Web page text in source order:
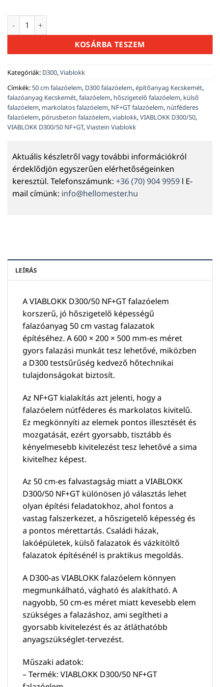
VIABLOKK D300/50 NF+GT mennyiség
KOSÁRBA TESZEM
Kategóriák: D300,Viablokk
Címkék:50 cm falazóelem, D300 falazóelem,építőanyag Kecskemét,
falazóanyag Kecskemét,falazóelem, hőszigetelő falazóelem, külső
falazóelem, markolatos falazóelem, NF+GT falazóelem, nútféderes
falazóelem, pórusbeton falazóelem,viablokk,VIABLOKK D300/50,
VIABLOKK D300/50 NF+GT,Viastein Viablokk
Aktuális készletről vagy további információkról
érdeklődjön egyszerűen elérhetőségeinken
keresztül. Telefonszámunk: +36 (70) 904 9959 l E-
mail címünk: info@hellomester.hu
LEÍRÁS
A VIABLOKK D300/50 NF+GT falazóelem
korszerű, jó hőszigetelő képességű
falazóanyag 50 cm vastag falazatok
építéséhez. A 600 × 200 × 500 mm-es méret
gyors falazási munkát tesz lehetővé, miközben
a D300 testsűrűség kedvező hőtechnikai
tulajdonságokat biztosít.
Az NF+GT kialakítás azt jelenti, hogy a
falazóelem nútféderes és markolatos kivitelű.
Ez megkönnyíti az elemek pontos illesztését és
mozgatását, ezért gyorsabb, tisztább és
kényelmesebb kivitelezést tesz lehetővé a sima
kivitelhez képest.
Az 50 cm-es falvastagság miatt a VIABLOKK
D300/50 NF+GT különösen jó választás lehet
olyan építési feladatokhoz, ahol fontos a
vastag falszerkezet, a hőszigetelő képesség és
a pontos mérettartás. Családi házak,
lakóépületek, külső falazatok és vázkitöltő
falazatok építésénél is praktikus megoldás.
A D300-as VIABLOKK falazóelem könnyen
megmunkálható, vágható és alakítható. A
nagyobb, 50 cm-es méret miatt kevesebb elem
szükséges a falazáshoz, ami segítheti a
gyorsabb kivitelezést és az átláthatóbb
anyagszükséglet-tervezést.
Műszaki adatok:
– Termék: VIABLOKK D300/50 NF+GT